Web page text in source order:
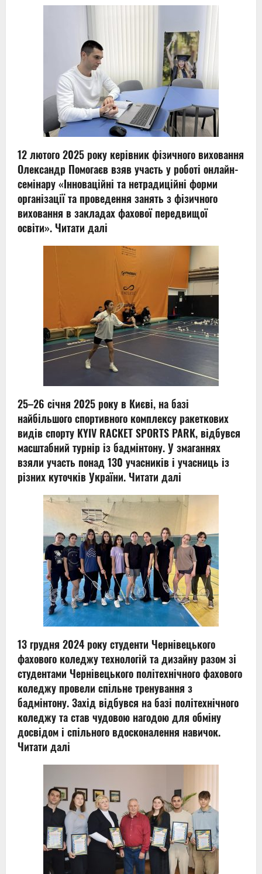
12 лютого 2025 року керівник фізичного виховання
Олександр Помогаєв взяв участь у роботі онлайн-
семінару «Інноваційні та нетрадиційні форми
організації та проведення занять з фізичного
виховання в закладах фахової передвищої
освіти».Читати далі
25–26 січня 2025 року в Києві, на базі
найбільшого спортивного комплексу ракеткових
видів спорту KYIV RACKET SPORTS PARK, відбувся
масштабний турнір із бадмінтону. У змаганнях
взяли участь понад 130 учасників і учасниць із
різних куточків України.Читати далі
13 грудня 2024 року студенти Чернівецького
фахового коледжу технологій та дизайну разом зі
студентами Чернівецького політехнічного фахового
коледжу провели спільне тренування з
бадмінтону. Захід відбувся на базі політехнічного
коледжу та став чудовою нагодою для обміну
досвідом і спільного вдосконалення навичок.
Читати далі